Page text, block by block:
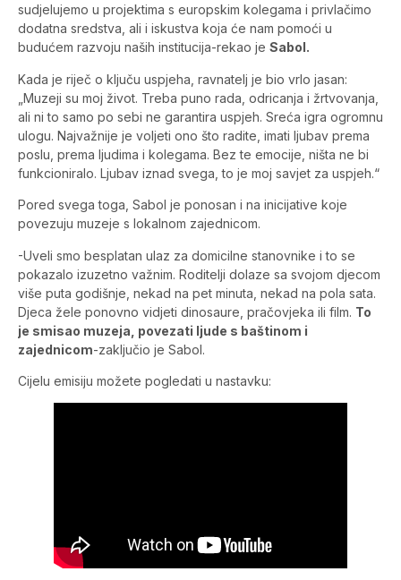
sudjelujemo u projektima s europskim kolegama i privlačimo
dodatna sredstva, ali i iskustva koja će nam pomoći u
budućem razvoju naših institucija-rekao je Sabol.
Kada je riječ o ključu uspjeha, ravnatelj je bio vrlo jasan:
„Muzeji su moj život. Treba puno rada, odricanja i žrtvovanja,
ali ni to samo po sebi ne garantira uspjeh. Sreća igra ogromnu
ulogu. Najvažnije je voljeti ono što radite, imati ljubav prema
poslu, prema ljudima i kolegama. Bez te emocije, ništa ne bi
funkcioniralo. Ljubav iznad svega, to je moj savjet za uspjeh.“
Pored svega toga, Sabol je ponosan i na inicijative koje
povezuju muzeje s lokalnom zajednicom.
-Uveli smo besplatan ulaz za domicilne stanovnike i to se
pokazalo izuzetno važnim. Roditelji dolaze sa svojom djecom
više puta godišnje, nekad na pet minuta, nekad na pola sata.
Djeca žele ponovno vidjeti dinosaure, pračovjeka ili film. To
je smisao muzeja, povezati ljude s baštinom i
zajednicom-zaključio je Sabol.
Cijelu emisiju možete pogledati u nastavku: